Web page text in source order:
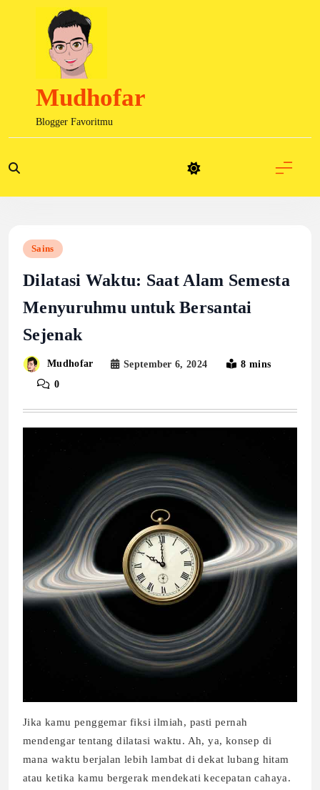
Mudhofar
Blogger Favoritmu
Sains
Dilatasi Waktu: Saat Alam Semesta
Menyuruhmu untuk Bersantai
Sejenak
Mudhofar September 6, 2024
8 mins
0
Jika kamu penggemar fiksi ilmiah, pasti pernah
mendengar tentang dilatasi waktu. Ah, ya, konsep di
mana waktu berjalan lebih lambat di dekat lubang hitam
atau ketika kamu bergerak mendekati kecepatan cahaya.